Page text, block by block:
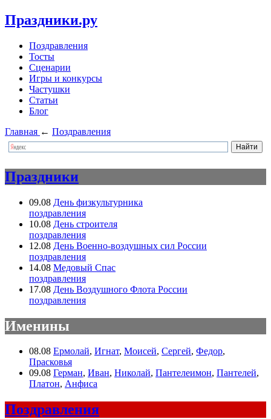
Праздники.ру
Поздравления
Тосты
Сценарии
Игры и конкурсы
Частушки
Статьи
Блог
Главная ← Поздравления
Праздники
09.08 День физкультурника
поздравления
10.08 День строителя
поздравления
12.08 День Военно-воздушных сил России
поздравления
14.08 Медовый Спас
поздравления
17.08 День Воздушного Флота России
поздравления
Именины
08.08 Ермолай, Игнат, Моисей, Сергей, Федор,
Прасковья
09.08 Герман, Иван, Николай, Пантелеимон, Пантелей,
Платон, Анфиса
Поздравления